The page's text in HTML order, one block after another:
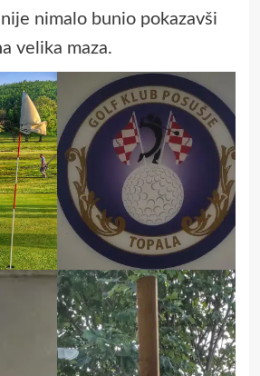
nimalo bunio pokazavši
velika maza.